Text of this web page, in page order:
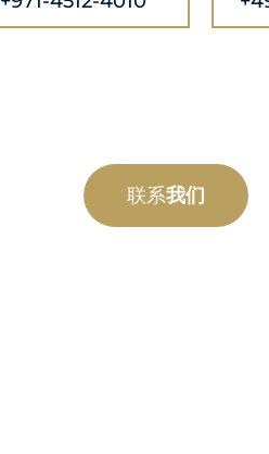
联系我们